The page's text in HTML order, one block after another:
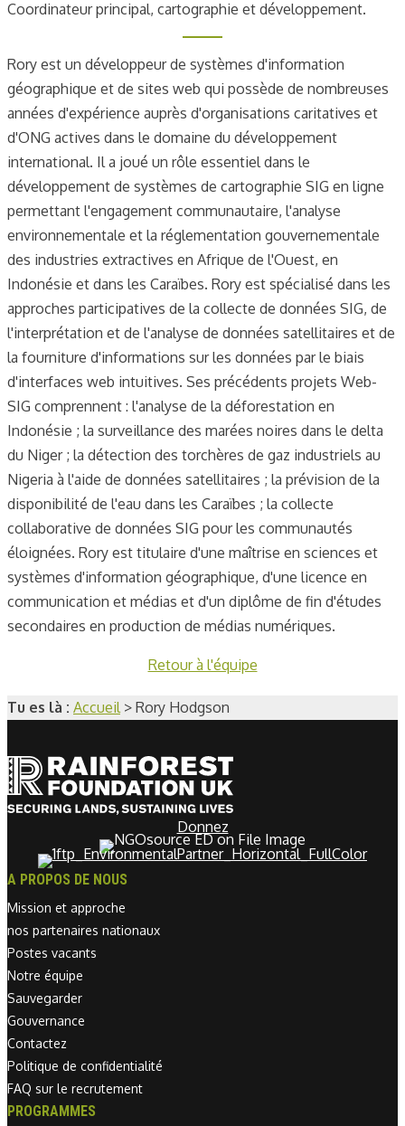
Coordinateur principal, cartographie et développement.
Rory est un développeur de systèmes d'information
géographique et de sites web qui possède de nombreuses
années d'expérience auprès d'organisations caritatives et
d'ONG actives dans le domaine du développement
international. Il a joué un rôle essentiel dans le
développement de systèmes de cartographie SIG en ligne
permettant l'engagement communautaire, l'analyse
environnementale et la réglementation gouvernementale
des industries extractives en Afrique de l'Ouest, en
Indonésie et dans les Caraïbes. Rory est spécialisé dans les
approches participatives de la collecte de données SIG, de
l'interprétation et de l'analyse de données satellitaires et de
la fourniture d'informations sur les données par le biais
d'interfaces web intuitives. Ses précédents projets Web-
SIG comprennent : l'analyse de la déforestation en
Indonésie ; la surveillance des marées noires dans le delta
du Niger ; la détection des torchères de gaz industriels au
Nigeria à l'aide de données satellitaires ; la prévision de la
disponibilité de l'eau dans les Caraïbes ; la collecte
collaborative de données SIG pour les communautés
éloignées. Rory est titulaire d'une maîtrise en sciences et
systèmes d'information géographique, d'une licence en
communication et médias et d'un diplôme de fin d'études
secondaires en production de médias numériques.
Retour à l'équipe
Tu es là : Accueil> Rory Hodgson
Donnez
A PROPOS DE NOUS
Mission et approche
nos partenaires nationaux
Postes vacants
Notre équipe
Sauvegarder
Gouvernance
Contactez
Politique de confidentialité
FAQ sur le recrutement
PROGRAMMES